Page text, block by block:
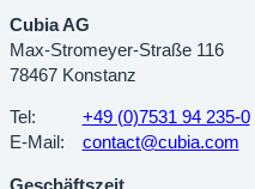
Cubia AG
Max-Stromeyer-Straße 116
78467 Konstanz
Tel:
+49 (0)7531 94 235-0
E-Mail:
contact@cubia.com
Geschäftszeit